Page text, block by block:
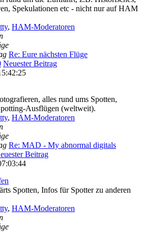
Spekulationen etc - nicht nur auf HAM
, HAM-Moderatoren
Re: Eure nächsten Flüge
Neuester Beitrag
alles rund ums Spotten,
Ausflügen (weltweit).
, HAM-Moderatoren
Re: MAD - My abnormal digitals
Beitrag
Spotten, Infos für Spotter zu anderen
, HAM-Moderatoren